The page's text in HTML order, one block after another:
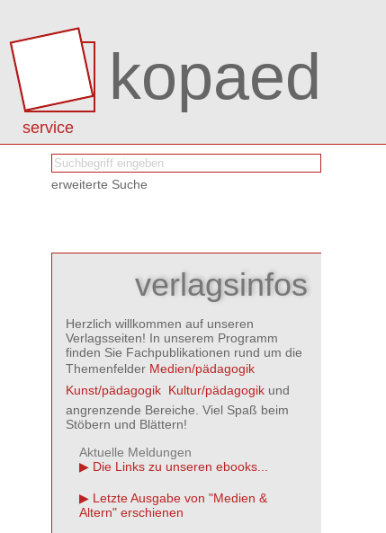
kopaed
service
erweiterte Suche
verlagsinfos
Herzlich willkommen auf unseren
Verlagsseiten! In unserem Programm
finden Sie Fachpublikationen rund um die
Themenfelder Medien/pädagogik
Kunst/pädagogik Kultur/pädagogik und
angrenzende Bereiche. Viel Spaß beim
Stöbern und Blättern!
Aktuelle Meldungen
Die Links zu unseren ebooks...
Letzte Ausgabe von "Medien &
Altern" erschienen